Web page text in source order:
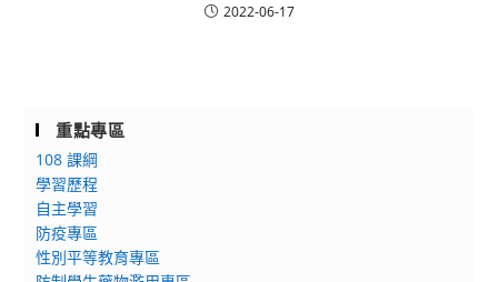
2022-06-17
重點專區
108 課綱
學習歷程
自主學習
防疫專區
性別平等教育專區